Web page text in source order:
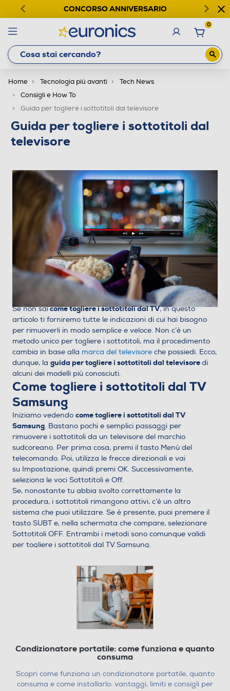
CONCORSO ANNIVERSARIO
0
Home Tecnologia più avanti
Tech News
Consigli e How To
Guida per togliere i sottotitoli dal televisore
Guida per togliere i sottotitoli dal
televisore
Se non saicome togliere i sottotitoli dal TV, in questo
articolo ti forniremo tutte le indicazioni di cui hai bisogno
per rimuoverli in modo semplice e veloce. Non c’è un
metodo unico per togliere i sottotitoli, ma il procedimento
cambia in base alla marca del televisore che possiedi. Ecco,
dunque, laguida per togliere i sottotitoli dal televisoredi
alcuni dei modelli più conosciuti.
Come togliere i sottotitoli dal TV
Samsung
Iniziamo vedendocome togliere i sottotitoli dal TV
Samsung. Bastano pochi e semplici passaggi per
rimuovere i sottotitoli da un televisore del marchio
sudcoreano. Per prima cosa, premi il tasto Menù del
telecomando. Poi, utilizza le frecce direzionali e vai
su Impostazione, quindi premi OK. Successivamente,
seleziona le voci Sottotitoli e Off.
Se, nonostante tu abbia svolto correttamente la
procedura, i sottotitoli rimangono attivi, c’è un altro
sistema che puoi utilizzare. Se è presente, puoi premere il
tasto SUBT e, nella schermata che compare, selezionare
Sottotitoli OFF. Entrambi i metodi sono comunque validi
per togliere i sottotitoli dal TV Samsung.
Proseguiamo con la nostra guida parlando di
togliere i sottotitoli dal TV LG . Anche in questo caso non si
tratta di nulla di complicato. Devi solo premere il trasto
SUBTITLE che si trova sul telecomando e, tramite la
schermata che appare, impostare la modalità Spento e poi
dovrebbero essere stati rimossi.
Se così non fosse, anche in questo caso c’è una procedura
alternativa che ti consente di togliere i sottotitoli su tutti
quei TV LG che non hanno il tasto SUBTITLE sul
Condizionatore portatile: come funziona e quanto
consuma
Scopri come funziona un condizionatore portatile, quanto
consuma e come installarlo: vantaggi, limiti e consigli per